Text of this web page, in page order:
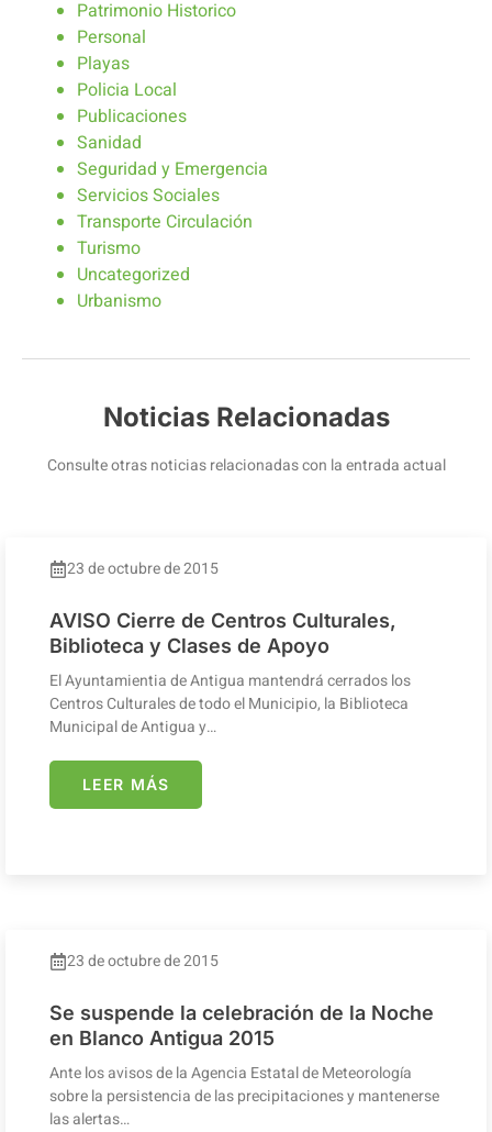
Patrimonio Historico
Personal
Playas
Policia Local
Publicaciones
Sanidad
Seguridad y Emergencia
Servicios Sociales
Transporte Circulación
Turismo
Uncategorized
Urbanismo
Noticias Relacionadas
Consulte otras noticias relacionadas con la entrada actual
23 de octubre de 2015
AVISO Cierre de Centros Culturales,
Biblioteca y Clases de Apoyo
El Ayuntamientia de Antigua mantendrá cerrados los
Centros Culturales de todo el Municipio, la Biblioteca
Municipal de Antigua y…
LEER MÁS
23 de octubre de 2015
Se suspende la celebración de la Noche
en Blanco Antigua 2015
Ante los avisos de la Agencia Estatal de Meteorología
sobre la persistencia de las precipitaciones y mantenerse
las alertas…